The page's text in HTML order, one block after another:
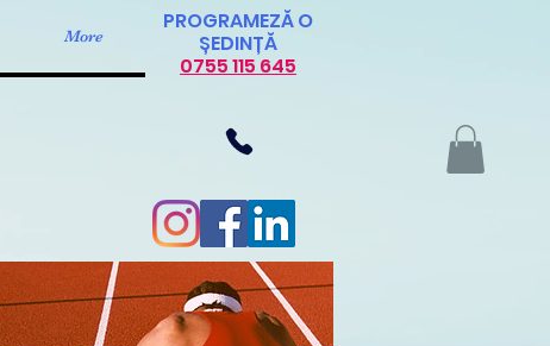
More
PROGRAMEZĂ O
ȘEDINȚĂ
0755 115 645